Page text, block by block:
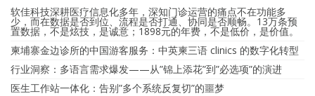
软佳科技深耕医疗信息化多年，深知门诊运营的痛点不在功能多
少，而在数据是否到位、流程是否打通、协同是否顺畅。13万条预
置数据，不是炫技，是诚意；1898元的年费，不是低价，是价值。
柬埔寨金边诊所的中国游客服务：中英柬三语 clinics 的数字化转型
行业洞察：多语言需求爆发——从”锦上添花”到”必选项”的演进
医生工作站一体化：告别”多个系统反复切”的噩梦